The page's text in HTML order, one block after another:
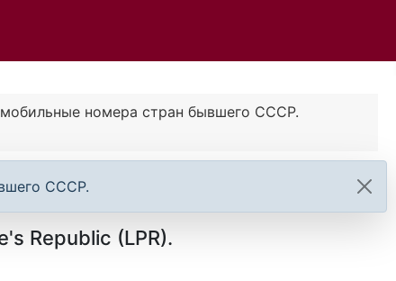
номера стран бывшего СССР.
СССР.
Republic (LPR).